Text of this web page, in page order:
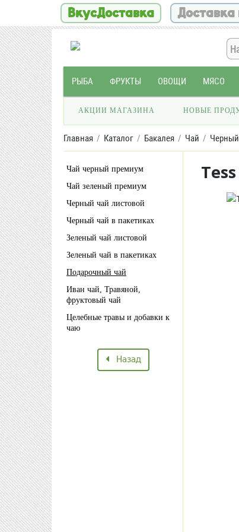
ВкусДоставка Доставка
РЫБА ФРУКТЫ ОВОЩИ МЯСО
АКЦИИ МАГАЗИНА НОВЫЕ
Главная Каталог Бакалея Чай Черный
Чай черный премиум
Чай зеленый премиум
Черный чай листовой
Черный чай в пакетиках
Зеленый чай листовой
Зеленый чай в пакетиках
Подарочный чай
Иван чай, Травяной,
фруктовый чай
Целебные травы и добавки к
чаю
Назад